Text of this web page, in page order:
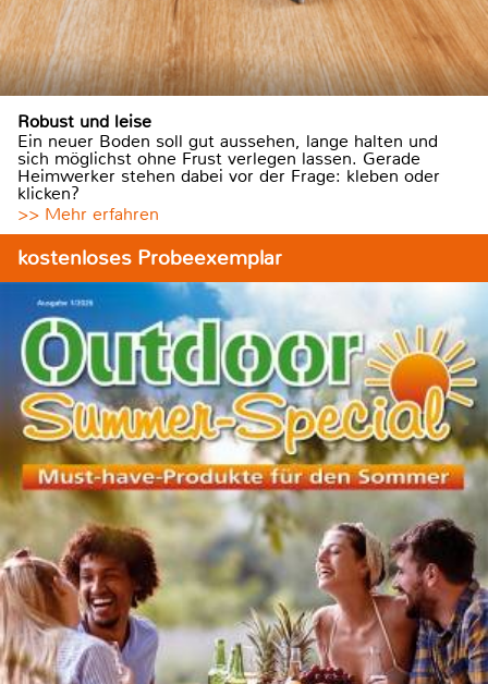
Robust und leise
Ein neuer Boden soll gut aussehen, lange halten und
sich möglichst ohne Frust verlegen lassen. Gerade
Heimwerker stehen dabei vor der Frage: kleben oder
klicken?
>> Mehr erfahren
kostenloses Probeexemplar